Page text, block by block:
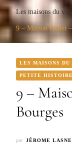
Les maisons du
9 – Maison Blinet
LES MAISONS
PETITE HISTOIRE
9 –
Bourges
par JÉROME LASNE